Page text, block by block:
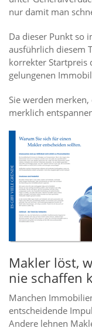
nur damit man
Da dieser Punkt so
ausführlich diesem
korrekter Startpreis
gelungenen
Sie werden
merklich
Makler löst,
nie schaffen
Manchen
entscheidende
Andere lehnen